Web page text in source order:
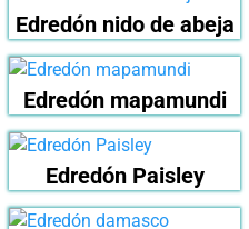
Edredón nido de abeja
Edredón mapamundi
Edredón Paisley